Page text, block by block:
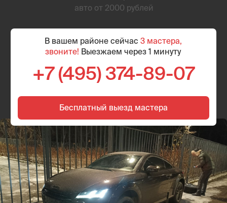
+7 (495) 374-89-07
Мастер у вас через
20 минут после
звонка
Бесплатный выезд
круглосуточно
Гарантия на все
Быстрее, чем искать
Бесплатный выезд мастера